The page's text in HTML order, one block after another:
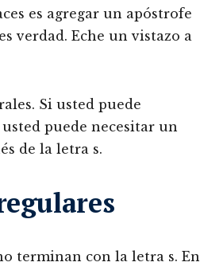
es agregar un apóstrofe
verdad. Eche un vistazo a
Si usted puede
puede necesitar un
de la letra s.
terminan con la letra s. En